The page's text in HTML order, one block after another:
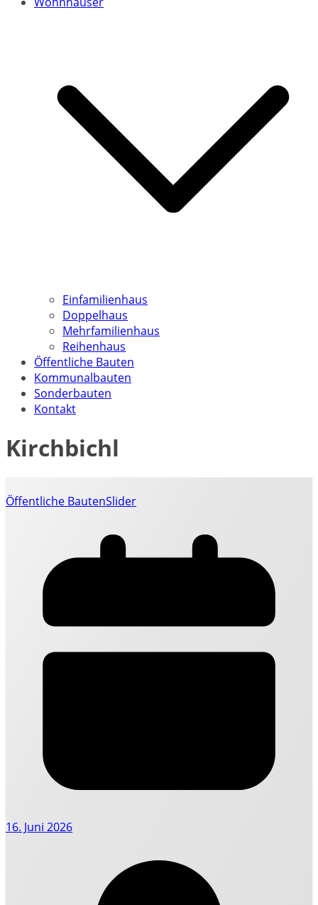
Einfamilienhaus
Doppelhaus
Mehrfamilienhaus
Reihenhaus
Öffentliche Bauten
Kommunalbauten
Sonderbauten
Kontakt
Kirchbichl
Öffentliche BautenSlider
16. Juni 2026